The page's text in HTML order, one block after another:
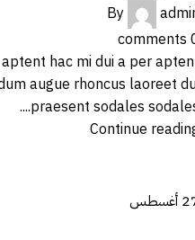
By
comments
hac mi dui a per
augue rhoncus laoreet
praesent sodales
Continue
أغسطس